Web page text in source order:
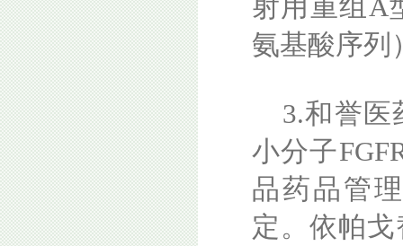
射用重组A
氨基酸序列
3.和誉医
小分子
品药品管
定。依帕